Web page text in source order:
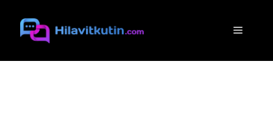
sisältöön
Valikko